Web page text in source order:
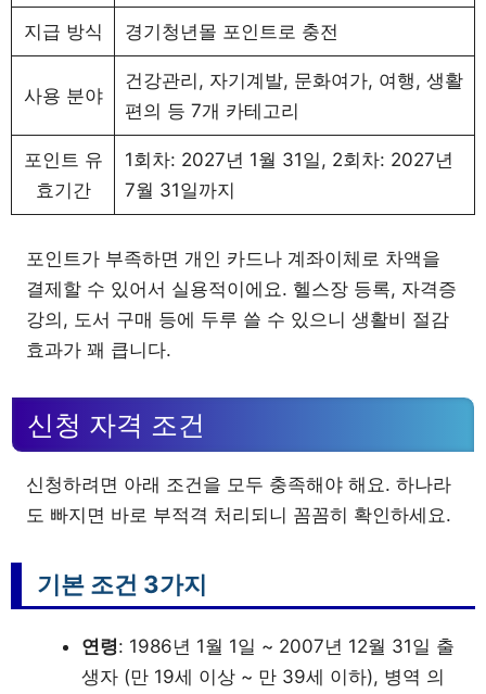
지급 방식 경기청년몰 포인트로 충전
사용 분야
건강관리, 자기계발, 문화여가, 여행, 생활
편의 등 7개 카테고리
포인트 유
효기간
1회차: 2027년 1월 31일, 2회차: 2027년
7월 31일까지
포인트가 부족하면 개인 카드나 계좌이체로 차액을
결제할 수 있어서 실용적이에요. 헬스장 등록, 자격증
강의, 도서 구매 등에 두루 쓸 수 있으니 생활비 절감
효과가 꽤 큽니다.
신청 자격 조건
신청하려면 아래 조건을 모두 충족해야 해요. 하나라
도 빠지면 바로 부적격 처리되니 꼼꼼히 확인하세요.
기본 조건 3가지
연령: 1986년 1월 1일 ~ 2007년 12월 31일 출
생자 (만 19세 이상 ~ 만 39세 이하), 병역 의